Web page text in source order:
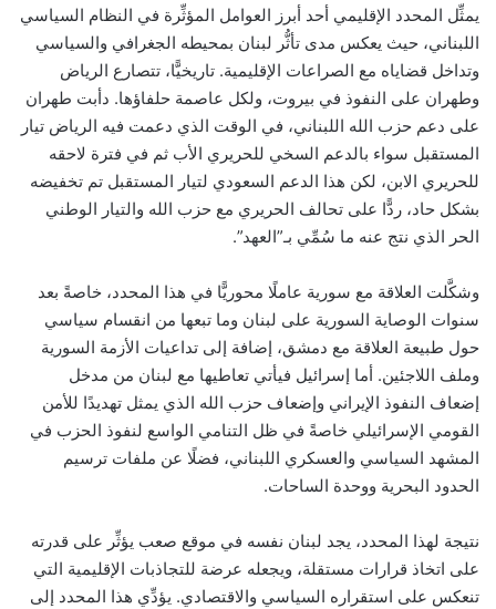
يمثِّل المحدد الإقليمي أحد أبرز العوامل المؤثِّرة في النظام السياسي
اللبناني، حيث يعكس مدى تأثُّر لبنان بمحيطه الجغرافي والسياسي
وتداخل قضاياه مع الصراعات الإقليمية. تاريخيًّا، تتصارع الرياض
وطهران على النفوذ في بيروت، ولكل عاصمة حلفاؤها. دأبت طهران
على دعم حزب الله اللبناني، في الوقت الذي دعمت فيه الرياض تيار
المستقبل سواء بالدعم السخي للحريري الأب ثم في فترة لاحقه
للحريري الابن، لكن هذا الدعم السعودي لتيار المستقبل تم تخفيضه
بشكل حاد، ردًّا على تحالف الحريري مع حزب الله والتيار الوطني
الحر الذي نتج عنه ما سُمِّي بـ”العهد”.
وشكَّلت العلاقة مع سورية عاملًا محوريًّا في هذا المحدد، خاصةً بعد
سنوات الوصاية السورية على لبنان وما تبعها من انقسام سياسي
حول طبيعة العلاقة مع دمشق، إضافة إلى تداعيات الأزمة السورية
وملف اللاجئين. أما إسرائيل فيأتي تعاطيها مع لبنان من مدخل
إضعاف النفوذ الإيراني وإضعاف حزب الله الذي يمثل تهديدًا للأمن
القومي الإسرائيلي خاصةً في ظل التنامي الواسع لنفوذ الحزب في
المشهد السياسي والعسكري اللبناني، فضلًا عن ملفات ترسيم
الحدود البحرية ووحدة الساحات.
نتيجة لهذا المحدد، يجد لبنان نفسه في موقع صعب يؤثِّر على قدرته
على اتخاذ قرارات مستقلة، ويجعله عرضة للتجاذبات الإقليمية التي
تنعكس على استقراره السياسي والاقتصادي. يؤدِّي هذا المحدد إلى